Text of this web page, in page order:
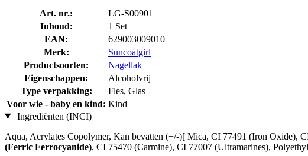
Art. nr.:
LG-S00901
Inhoud:
1 Set
EAN:
629003009010
Merk:
Suncoatgirl
Productsoorten:
Nagellak
Eigenschappen:
Alcoholvrij
Type verpakking:
Fles, Glas
Voor wie - baby en kind: Kind
Ingrediënten (INCI)
Aqua, Acrylates Copolymer, Kan bevatten (+/-)[ Mica, CI 77491 (Iron
(Ferric Ferrocyanide), CI 75470 (Carmine), CI 77007 (Ultramarines) ,